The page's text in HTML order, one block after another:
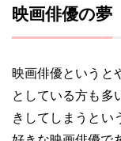
映画俳優の夢
映画俳優というと
としている方も多
きしてしまうとい